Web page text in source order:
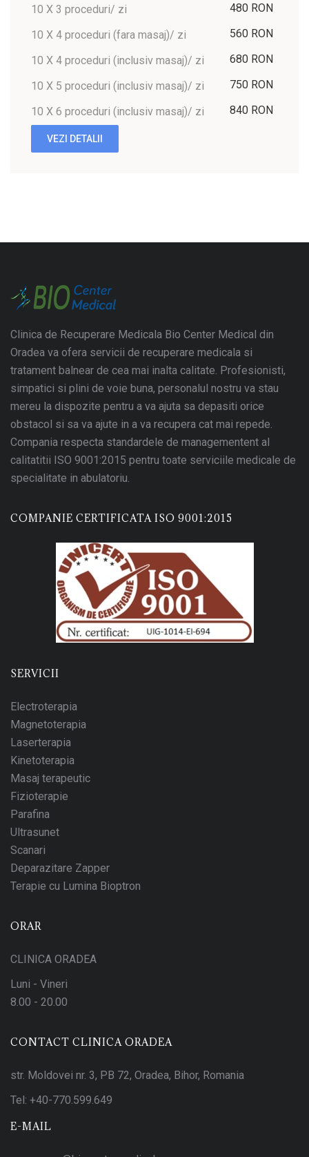
480 RON
10 X 3 proceduri/ zi
560 RON
10 X 4 proceduri (fara masaj)/ zi
680 RON
10 X 4 proceduri (inclusiv masaj)/ zi
750 RON
10 X 5 proceduri (inclusiv masaj)/ zi
840 RON
10 X 6 proceduri (inclusiv masaj)/ zi
VEZI DETALII
Clinica de Recuperare Medicala Bio Center Medical din
Oradea va ofera servicii de recuperare medicala si
tratament balnear de cea mai inalta calitate. Profesionisti,
simpatici si plini de voie buna, personalul nostru va stau
mereu la dispozite pentru a va ajuta sa depasiti orice
obstacol si sa va ajute in a va recupera cat mai repede.
Compania respecta standardele de managementent al
calitatitii ISO 9001:2015 pentru toate serviciile medicale de
specialitate in abulatoriu.
COMPANIE CERTIFICATA ISO 9001:2015
SERVICII
Electroterapia
Magnetoterapia
Laserterapia
Kinetoterapia
Masaj terapeutic
Fizioterapie
Parafina
Ultrasunet
Scanari
Deparazitare Zapper
Terapie cu Lumina Bioptron
ORAR
CLINICA ORADEA
Luni - Vineri
8.00 - 20.00
CONTACT CLINICA ORADEA
str. Moldovei nr. 3, PB 72, Oradea, Bihor, Romania
Tel: +40-770.599.649
E-MAIL